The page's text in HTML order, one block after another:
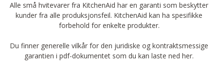
Alle små hvitevarer fra KitchenAid har en garanti som beskytter
kunder fra alle produksjonsfeil. KitchenAid kan ha spesifikke
forbehold for enkelte produkter.
Du finner generelle vilkår for den juridiske og kontraktsmessige
garantien i pdf-dokumentet som du kan laste ned her.